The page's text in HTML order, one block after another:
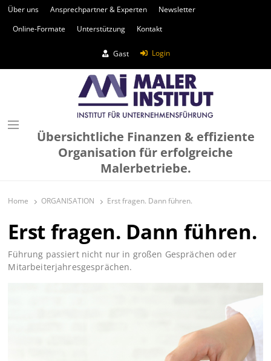
Über uns Ansprechpartner & Experten
Newsletter
Online-Formate
Unterstützung Kontakt
Gast Login
Übersichtliche Finanzen & effiziente
Organisation für erfolgreiche
Malerbetriebe.
Home ORGANISATION Erst fragen. Dann führen.
Erst fragen. Dann führen.
Führung passiert nicht nur in großen Gesprächen oder
Mitarbeiterjahresgesprächen.